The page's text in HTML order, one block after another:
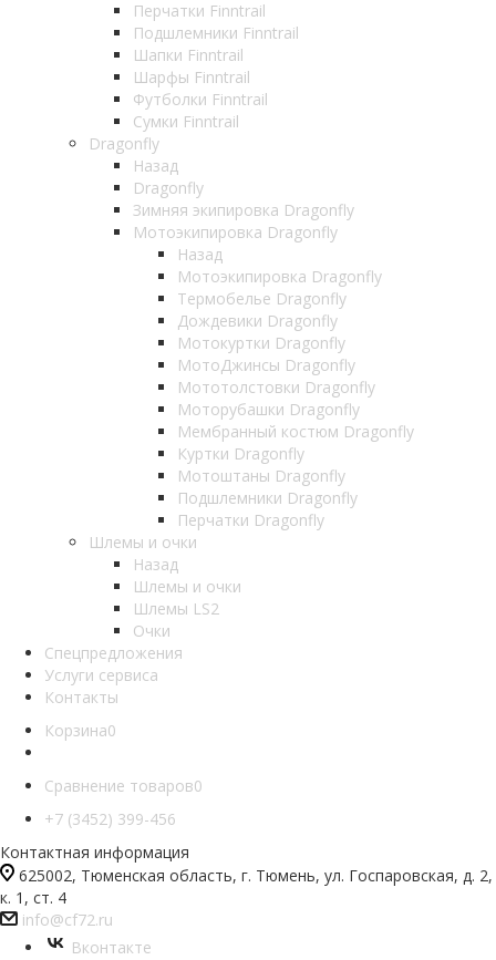
Перчатки Finntrail
Подшлемники Finntrail
Шапки Finntrail
Шарфы Finntrail
Футболки Finntrail
Сумки Finntrail
Dragonfly
Назад
Dragonfly
Зимняя экипировка Dragonfly
Мотоэкипировка Dragonfly
Назад
Мотоэкипировка Dragonfly
Термобелье Dragonfly
Дождевики Dragonfly
Мотокуртки Dragonfly
МотоДжинсы Dragonfly
Мототолстовки Dragonfly
Моторубашки Dragonfly
Мембранный костюм Dragonfly
Куртки Dragonfly
Мотоштаны Dragonfly
Подшлемники Dragonfly
Перчатки Dragonfly
Шлемы и очки
Назад
Шлемы и очки
Шлемы LS2
Очки
Спецпредложения
Услуги сервиса
Контакты
Корзина0
Сравнение товаров0
+7 (3452) 399-456
Контактная информация
625002, Тюменская область, г. Тюмень, ул. Госпаровская, д. 2,
к. 1, ст. 4
info@cf72.ru
Вконтакте